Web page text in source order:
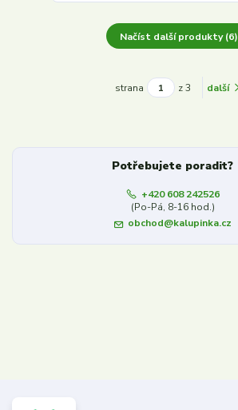
Načíst další produkty (6)
strana z 3 další
Potřebujete poradit?
+420 608 242526
(Po-Pá, 8-16 hod.)
obchod@kalupinka.cz